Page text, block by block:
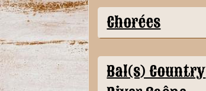
Chorées
Bal(s) Country